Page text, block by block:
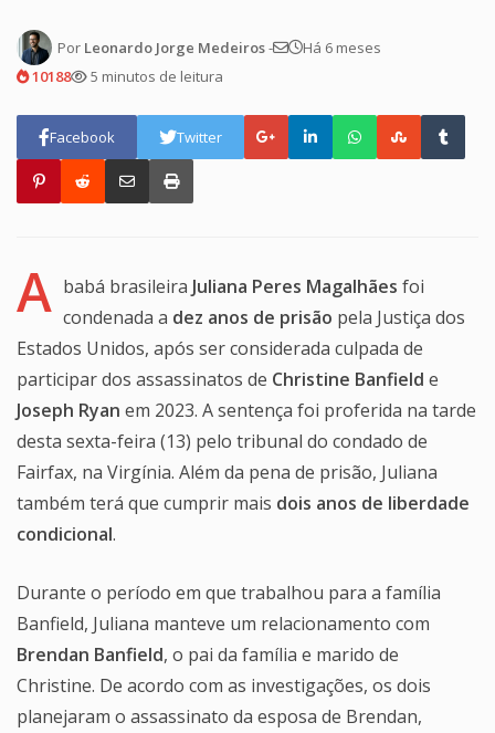
Por Leonardo Jorge Medeiros-
Há 6 meses
10188
5 minutos de leitura
Facebook Twitter
A babá brasileira Juliana Peres Magalhães foi
condenada a dez anos de prisão pela Justiça dos
Estados Unidos, após ser considerada culpada de
participar dos assassinatos de Christine Banfield e
Joseph Ryan em 2023. A sentença foi proferida na tarde
desta sexta-feira (13) pelo tribunal do condado de
Fairfax, na Virgínia. Além da pena de prisão, Juliana
também terá que cumprir mais dois anos de liberdade
condicional.
Durante o período em que trabalhou para a família
Banfield, Juliana manteve um relacionamento com
Brendan Banfield, o pai da família e marido de
Christine. De acordo com as investigações, os dois
planejaram o assassinato da esposa de Brendan,